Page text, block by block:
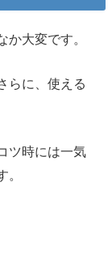
か大変です。
らに、使える
ツ時には一気
。